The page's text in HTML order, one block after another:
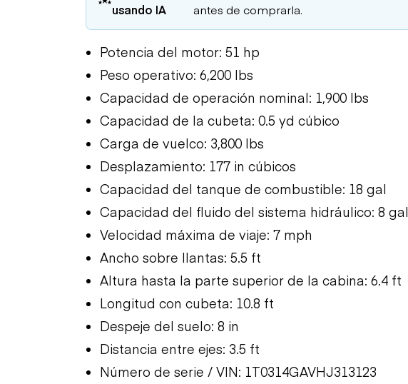
usando IA
antes de comprarla.
Potencia del motor: 51 hp
Peso operativo: 6,200 lbs
Capacidad de operación nominal: 1,900 lbs
Capacidad de la cubeta: 0.5 yd cúbico
Carga de vuelco: 3,800 lbs
Desplazamiento: 177 in cúbicos
Capacidad del tanque de combustible: 18 gal
Capacidad del fluido del sistema hidráulico: 8 gal
Velocidad máxima de viaje: 7 mph
Ancho sobre llantas: 5.5 ft
Altura hasta la parte superior de la cabina: 6.4 ft
Longitud con cubeta: 10.8 ft
Despeje del suelo: 8 in
Distancia entre ejes: 3.5 ft
Número de serie / VIN: 1T0314GAVHJ313123